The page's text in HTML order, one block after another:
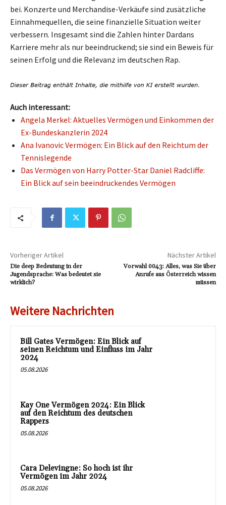
bei. Konzerte und Merchandise-Verkäufe sind zusätzliche
Einnahmequellen, die seine finanzielle Situation weiter
verbessern. Insgesamt sind die Zahlen hinter Dardans
Karriere mehr als nur beeindruckend; sie sind ein Beweis für
seinen Erfolg und die Relevanz im deutschen Rap.
Auch interessant:
Angela Merkel: Aktuelles Vermögen und Einkommen der
Ex-Bundeskanzlerin 2024
Ana Ivanovic Vermögen: Ein Blick auf den Reichtum der
Tennislegende
Das Vermögen von Harry Potter-Star Daniel Radcliffe:
Ein Blick auf sein beeindruckendes Vermögen
Vorheriger Artikel
Die deep Bedeutung in der
Jugendsprache: Was bedeutet sie
wirklich?
Nächster Artikel
Vorwahl 0043: Alles, was Sie über
Anrufe aus Österreich wissen
müssen
Weitere Nachrichten
Bill Gates Vermögen: Ein Blick auf
seinen Reichtum und Einfluss im Jahr
2024
05.08.2026
Kay One Vermögen 2024: Ein Blick
auf den Reichtum des deutschen
Rappers
05.08.2026
Cara Delevingne: So hoch ist ihr
Vermögen im Jahr 2024
05.08.2026